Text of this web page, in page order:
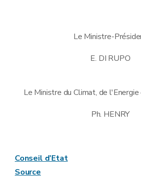
Le Ministre-
E. DI RUPO
Le Ministre du Climat, de
Ph. HENRY
Conseil d’Etat
Source